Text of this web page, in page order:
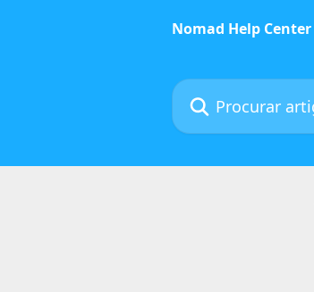
Nomad Help Center
Procurar artigos...